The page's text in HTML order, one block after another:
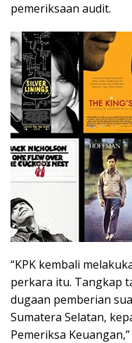
pemeriksaan audit.
“KPK kembali
perkara itu. Tangkap
dugaan pemberian
Sumatera Selatan,
Pemeriksa